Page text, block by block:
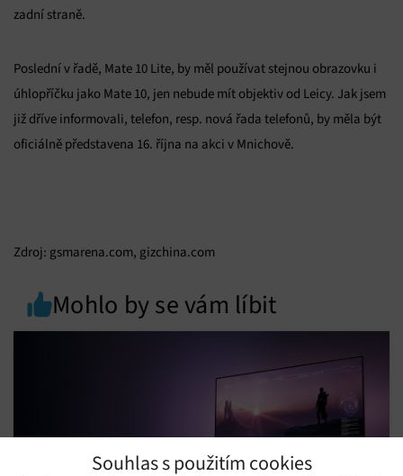
Souhlas s použitím cookies
zadní straně.
Poslední v řadě, Mate 10 Lite, by měl používat stejnou obrazovku i
úhlopříčku jako Mate 10, jen nebude mít objektiv od Leicy. Jak jsem
již dříve informovali, telefon, resp. nová řada telefonů, by měla být
oficiálně představena 16. října na akci v Mnichově.
Zdroj: gsmarena.com, gizchina.com
Mohlo by se vám líbit